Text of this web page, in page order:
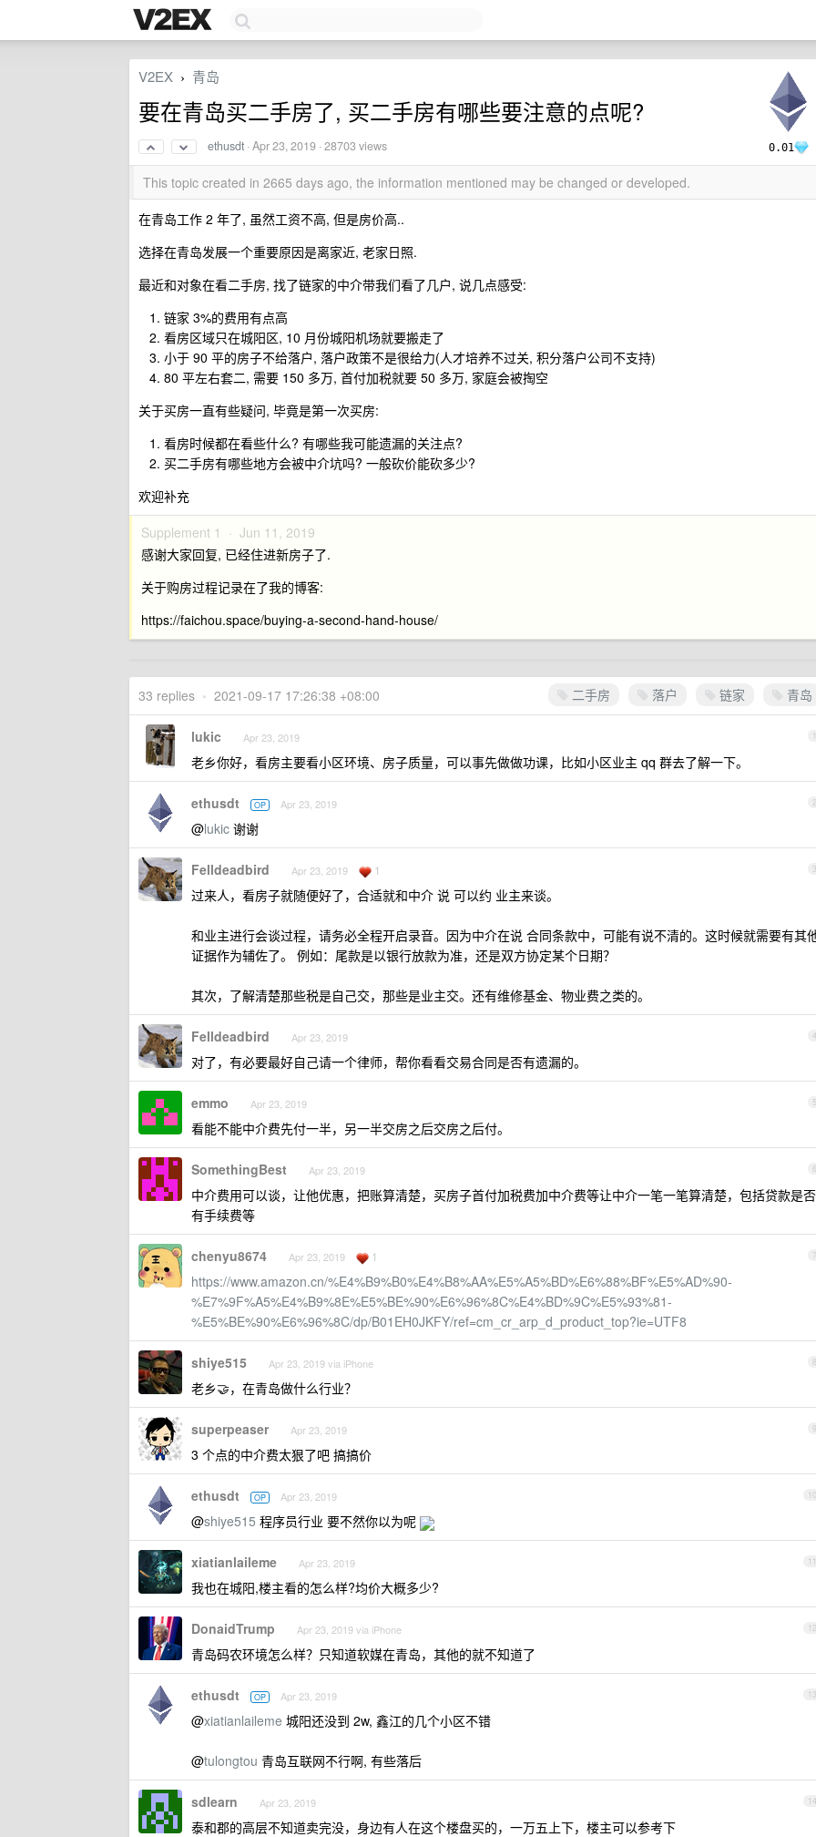
0.01
V2EX › 青岛
要在青岛买二手房了, 买二手房有哪些要注意的点呢?
ethusdt ·Apr 23, 2019 · 28703 views
This topic created in 2665 days ago, the information mentioned may be changed or developed.
在青岛工作 2 年了, 虽然工资不高, 但是房价高..
选择在青岛发展一个重要原因是离家近, 老家日照.
最近和对象在看二手房, 找了链家的中介带我们看了几户, 说几点感受:
链家 3%的费用有点高
看房区域只在城阳区, 10 月份城阳机场就要搬走了
小于 90 平的房子不给落户, 落户政策不是很给力(人才培养不过关, 积分落户公司不支持)
80 平左右套二, 需要 150 多万, 首付加税就要 50 多万, 家庭会被掏空
关于买房一直有些疑问, 毕竟是第一次买房:
看房时候都在看些什么? 有哪些我可能遗漏的关注点?
买二手房有哪些地方会被中介坑吗? 一般砍价能砍多少?
欢迎补充
Supplement 1 · Jun 11, 2019
感谢大家回复, 已经住进新房子了.
关于购房过程记录在了我的博客:
https://faichou.space/buying-a-second-hand-house/
二手房 落户 链家 青岛
33 replies • 2021-09-17 17:26:38 +08:00
1
lukic Apr 23, 2019
老乡你好，看房主要看小区环境、房子质量，可以事先做做功课，比如小区业主 qq 群去了解一下。
2
ethusdt OP Apr 23, 2019
@lukic 谢谢
3
Felldeadbird Apr 23, 2019 1
过来人，看房子就随便好了，合适就和中介 说 可以约 业主来谈。
和业主进行会谈过程，请务必全程开启录音。因为中介在说 合同条款中，可能有说不清的。这时候就需要有其
证据作为辅佐了。 例如：尾款是以银行放款为准，还是双方协定某个日期？
其次，了解清楚那些税是自己交，那些是业主交。还有维修基金、物业费之类的。
4
Felldeadbird Apr 23, 2019
对了，有必要最好自己请一个律师，帮你看看交易合同是否有遗漏的。
5
emmo Apr 23, 2019
看能不能中介费先付一半，另一半交房之后交房之后付。
6
SomethingBest Apr 23, 2019
中介费用可以谈，让他优惠，把账算清楚，买房子首付加税费加中介费等让中介一笔一笔算清楚，包括贷款是否
有手续费等
7
chenyu8674 Apr 23, 2019 1
https://www.amazon.cn/%E4%B9%B0%E4%B8%AA%E5%A5%BD%E6%88%BF%E5%AD%90-
%E7%9F%A5%E4%B9%8E%E5%BE%90%E6%96%8C%E4%BD%9C%E5%93%81-
%E5%BE%90%E6%96%8C/dp/B01EH0JKFY/ref=cm_cr_arp_d_product_top?ie=UTF8
8
shiye515 Apr 23, 2019 via iPhone
老乡🤝，在青岛做什么行业？
9
superpeaser Apr 23, 2019
3 个点的中介费太狠了吧 搞搞价
10
ethusdt OP Apr 23, 2019
@shiye515 程序员行业 要不然你以为呢
11
xiatianlaileme Apr 23, 2019
我也在城阳,楼主看的怎么样?均价大概多少?
12
DonaidTrump Apr 23, 2019 via iPhone
青岛码农环境怎么样？只知道软媒在青岛，其他的就不知道了
13
ethusdt OP Apr 23, 2019
@xiatianlaileme 城阳还没到 2w, 鑫江的几个小区不错
@tulongtou 青岛互联网不行啊, 有些落后
14
sdlearn Apr 23, 2019
泰和郡的高层不知道卖完没，身边有人在这个楼盘买的，一万五上下，楼主可以参考下